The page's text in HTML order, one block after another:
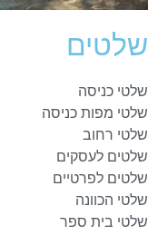
שלטים
שלטי כניסה
שלטי מפות כניסה
שלטי רחוב
שלטים לעסקים
שלטים לפרטיים
שלטי הכוונה
שלטי בית ספר